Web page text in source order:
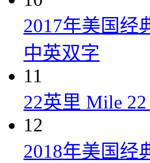
2017年美国经
中英双字
11
22英里 Mile
12
2018年美国经